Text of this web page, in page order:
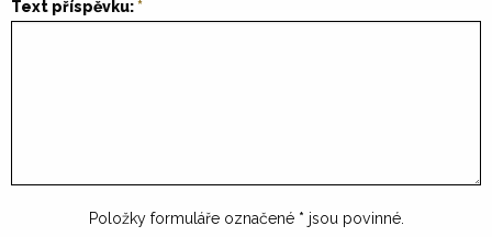
Text příspěvku:
Položky formuláře označené * jsou povinné.